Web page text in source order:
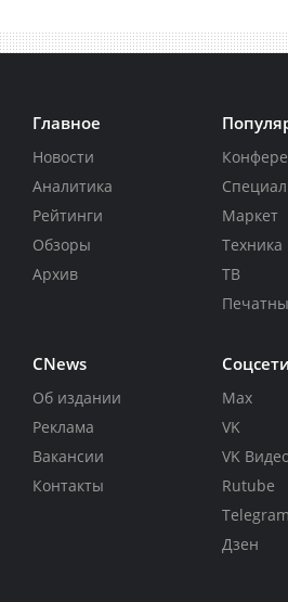
Главное
Новости
Аналитика
Рейтинги
Обзоры
Архив
Маркет
Техника
ТВ
CNews
Об издании
Реклама
Вакансии
Контакты
Соцсети
Max
VK
VK
Rutube
Telegram
Дзен